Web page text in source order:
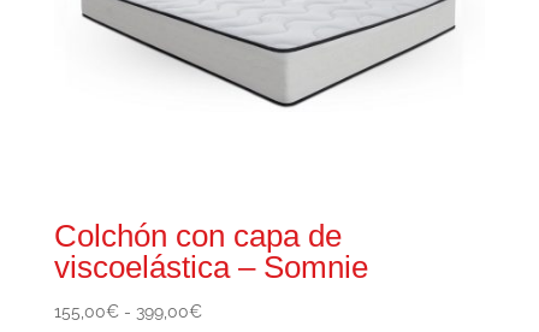
Colchón con capa de
viscoelástica – Somnie
155,00€ - 399,00€Rango